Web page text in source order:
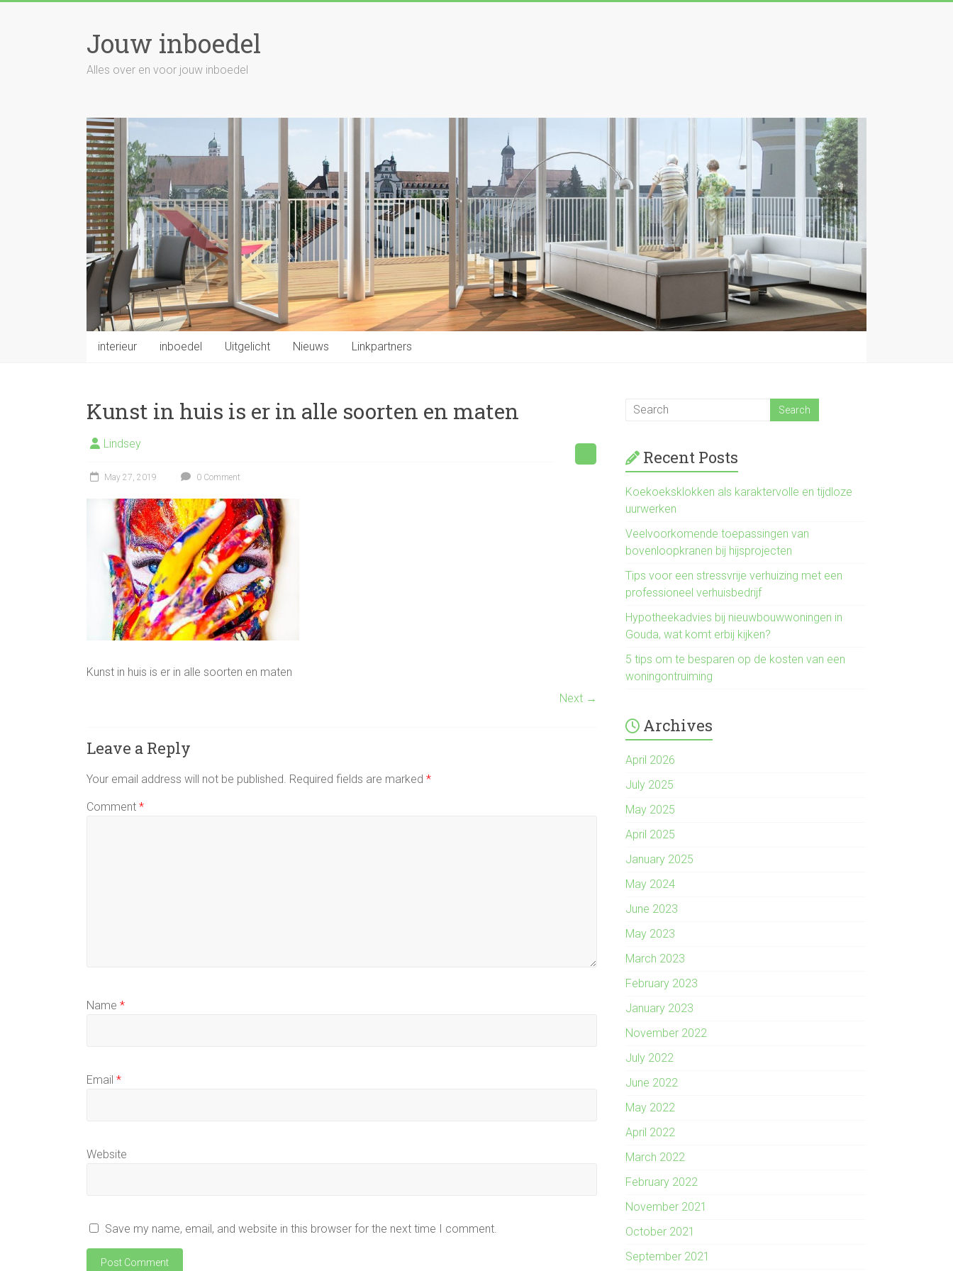
Jouw inboedel
Alles over en voor jouw inboedel
interieur inboedel Uitgelicht Nieuws Linkpartners
Kunst in huis is er in alle soorten en maten
Lindsey
May 27, 2019 0 Comment
Kunst in huis is er in alle soorten en maten
Next →
Leave a Reply
Your email address will not be published. Required fields are marked *
Comment *
Name *
Email *
Website
Save my name, email, and website in this browser for the next time I comment.
Recent Posts
Koekoeksklokken als karaktervolle en tijdloze
uurwerken
Veelvoorkomende toepassingen van
bovenloopkranen bij hijsprojecten
Tips voor een stressvrije verhuizing met een
professioneel verhuisbedrijf
Hypotheekadvies bij nieuwbouwwoningen in
Gouda, wat komt erbij kijken?
5 tips om te besparen op de kosten van een
woningontruiming
Archives
April 2026
July 2025
May 2025
April 2025
January 2025
May 2024
June 2023
May 2023
March 2023
February 2023
January 2023
November 2022
July 2022
June 2022
May 2022
April 2022
March 2022
February 2022
November 2021
October 2021
September 2021